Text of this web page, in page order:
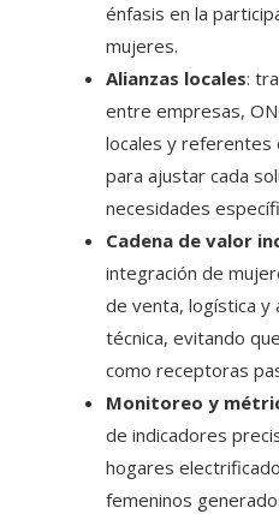
énfasis en la
mujeres.
Alianzas locales:
entre empresas,
locales y referentes
para ajustar cada
necesidades
Cadena de valor
integración de
de venta, logística y
técnica, evitando
como receptoras
Monitoreo y
de indicadores
hogares
femeninos